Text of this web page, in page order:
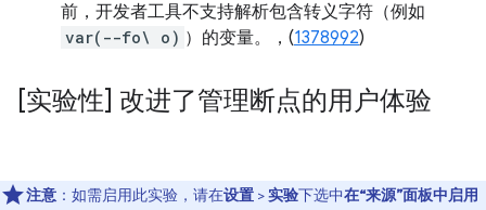
前，开发者工具不支持解析包含转义字符（例如
var(--fo\ o) ）的变量。，(1378992)
[实验性] 改进了管理断点的用户体验
注意 ：如需启用此实验，请在设置 >实验下选中在“来源”面板中启用